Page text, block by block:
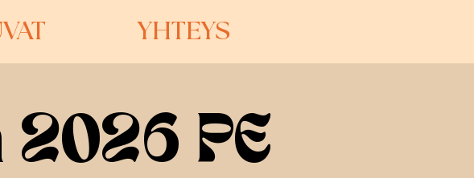
YHTEYS
PE